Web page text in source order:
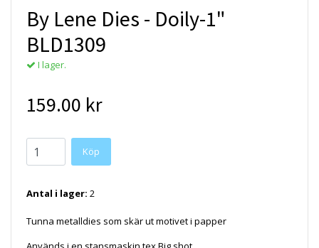
By Lene Dies - Doily-1"
BLD1309
I lager.
159.00 kr
Antal i lager: 2
Tunna metalldies som skär ut motivet i papper